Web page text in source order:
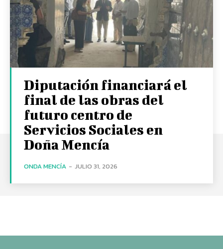
Diputación financiará el
final de las obras del
futuro centro de
Servicios Sociales en
Doña Mencía
ONDA MENCÍA - JULIO 31, 2026